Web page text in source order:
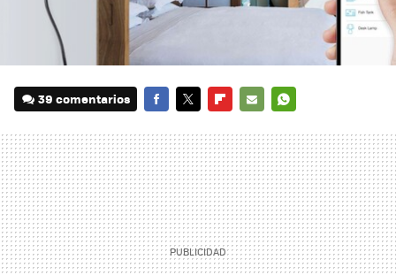
39 comentarios
MAIL